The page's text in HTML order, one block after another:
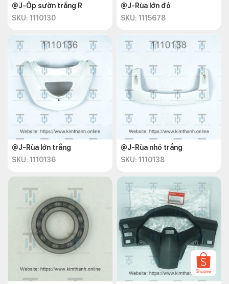
@J-Ốp sườn trắng R
SKU: 1110130
@J-Rùa lớn đỏ
SKU: 1115678
@J-Rùa lớn trắng
SKU: 1110136
@J-Rùa nhỏ trắng
SKU: 1110138